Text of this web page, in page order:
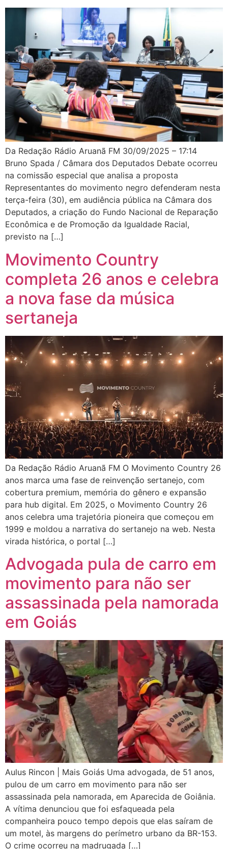
Da Redação Rádio Aruanã FM 30/09/2025 – 17:14
Bruno Spada / Câmara dos Deputados Debate ocorreu
na comissão especial que analisa a proposta
Representantes do movimento negro defenderam nesta
terça-feira (30), em audiência pública na Câmara dos
Deputados, a criação do Fundo Nacional de Reparação
Econômica e de Promoção da Igualdade Racial,
previsto na […]
Movimento Country
completa 26 anos e celebra
a nova fase da música
sertaneja
Da Redação Rádio Aruanã FM O Movimento Country 26
anos marca uma fase de reinvenção sertanejo, com
cobertura premium, memória do gênero e expansão
para hub digital. Em 2025, o Movimento Country 26
anos celebra uma trajetória pioneira que começou em
1999 e moldou a narrativa do sertanejo na web. Nesta
virada histórica, o portal […]
Advogada pula de carro em
movimento para não ser
assassinada pela namorada
em Goiás
Aulus Rincon | Mais Goiás Uma advogada, de 51 anos,
pulou de um carro em movimento para não ser
assassinada pela namorada, em Aparecida de Goiânia.
A vítima denunciou que foi esfaqueada pela
companheira pouco tempo depois que elas saíram de
um motel, às margens do perímetro urbano da BR-153.
O crime ocorreu na madrugada […]